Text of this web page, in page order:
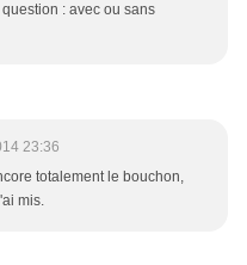
: avec ou sans
23:36
totalement le bouchon,
mis.